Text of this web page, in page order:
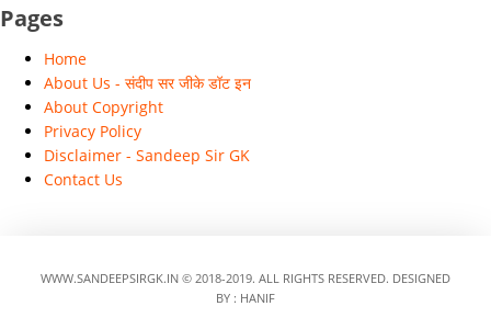
Pages
Home
About Us - संदीप सर जीके डॉट इन
About Copyright
Privacy Policy
Disclaimer - Sandeep Sir GK
Contact Us
WWW.SANDEEPSIRGK.IN© 2018-2019. ALL RIGHTS RESERVED. DESIGNED
BY : HANIF